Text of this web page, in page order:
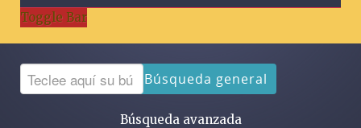
Toggle Bar
Búsqueda general
Búsqueda avanzada